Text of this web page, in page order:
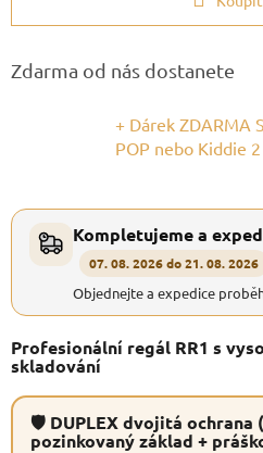
Zdarma od nás dostanete
+ Dárek ZDARMA
POP nebo Kiddie 2
Kompletujeme a
07. 08. 2026 do 21. 08. 2026
Objednejte a expedice
Profesionální regál RR1 s
skladování
🛡 DUPLEX dvojitá ochrana
pozinkovaný základ +